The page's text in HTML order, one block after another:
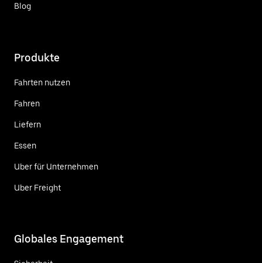
Blog
Produkte
Fahrten nutzen
Fahren
Liefern
Essen
Uber für Unternehmen
Uber Freight
Globales Engagement